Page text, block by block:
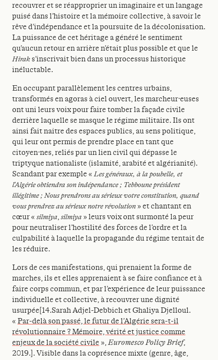
recouvrer et se réapproprier un imaginaire et un langage
puisé dans l’histoire et la mémoire collective, à savoir le
rêve d’indépendance et la poursuite de la décolonisation.
La puissance de cet héritage a généré le sentiment
qu’aucun retour en arrière n’était plus possible et que le
Hiraks’inscrivait bien dans un processus historique
inéluctable.
En occupant parallèlement les centres urbains,
transformés en agoras à ciel ouvert, les marcheur·euses
ont uni leurs voix pour faire tomber la façade civile
derrière laquelle se masque le régime militaire. Ils ont
ainsi fait naitre des espaces publics, au sens politique,
qui leur ont permis de prendre place en tant que
citoyen·nes, reliés par un lien civil qui dépasse le
triptyque nationaliste (islamité, arabité et algérianité).
Scandant par exemple «Les généraux, à la poubelle, et
l’Algérie obtiendra son indépendance ; Tebboune président
illégitime ; Nous prendrons au sérieux votre constitution, quand
vous prendrez au sérieux notre révolution » et chantant en
cœur « silmiya, silmiya » leurs voix ont surmonté la peur
pour neutraliser l’hostilité des forces de l’ordre et la
culpabilité à laquelle la propagande du régime tentait de
les réduire.
Lors de ces manifestations, qui prenaient la forme de
marches, ils et elles apprenaient à se faire confiance et à
faire corps commun, et par l’expérience de leur puissance
individuelle et collective, à recouvrer une dignité
usurpée[14.Sarah Adjel-Debbich et Ghaliya Djelloul.
« Par-delà son passé, le futur de l’Algérie sera-t-il
révolutionnaire ? Mémoire, vérité et justice comme
enjeux de la société civile »,Euromesco Policy Brief,
2019.]. Visible dans la coprésence mixte (genre, âge,